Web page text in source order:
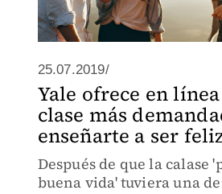
25.07.2019/
Yale ofrece en
clase más
enseñarte a ser
Después de que la calase
buena vida' tuviera una